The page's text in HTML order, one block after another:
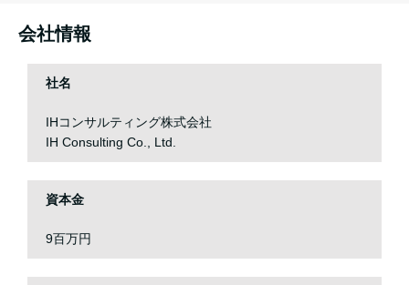
会社情報
社名
IHコンサルティング株式会社
IH Consulting Co., Ltd.
資本金
9百万円